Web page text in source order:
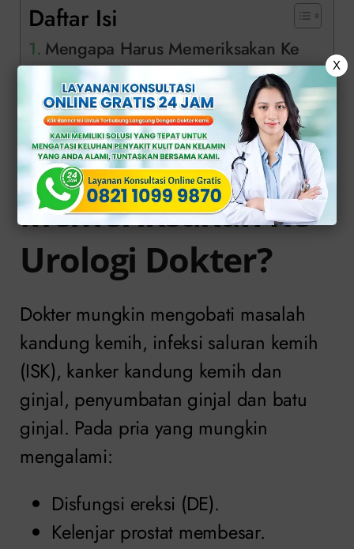
Daftar Isi
Mengapa Harus Memeriksakan Ke
Urologi Dokter?
Pemeriksaan Khusus di Klinik Apollo
Mengapa Harus
Memeriksakan Ke
Urologi Dokter?
Dokter mungkin mengobati masalah
kandung kemih, infeksi saluran kemih
(ISK), kanker kandung kemih dan
ginjal, penyumbatan ginjal dan batu
ginjal. Pada pria yang mungkin
mengalami:
Disfungsi ereksi (DE).
Kelenjar prostat membesar.
X